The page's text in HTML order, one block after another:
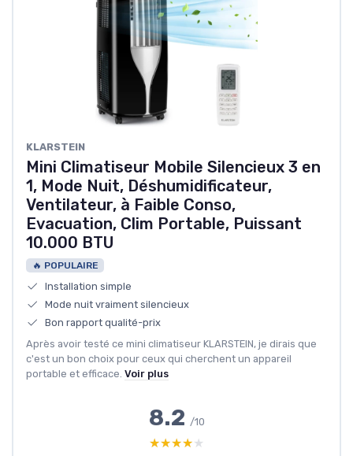
KLARSTEIN
Mini Climatiseur Mobile Silencieux 3 en
1, Mode Nuit, Déshumidificateur,
Ventilateur, à Faible Conso,
Evacuation, Clim Portable, Puissant
10.000 BTU
🔥 POPULAIRE
Installation simple
Mode nuit vraiment silencieux
Bon rapport qualité-prix
Après avoir testé ce mini climatiseur KLARSTEIN, je dirais que
c'est un bon choix pour ceux qui cherchent un appareil
portable et efficace. Voir plus
8.2 /10
★★★★★
★★★★★